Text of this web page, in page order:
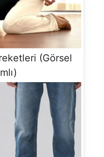
(Görsel